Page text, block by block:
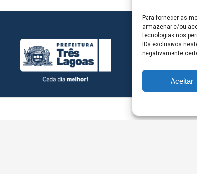
Para fornecer as
armazenar e/ou
tecnologias nos
IDs exclusivos
negativamente
Aceitar